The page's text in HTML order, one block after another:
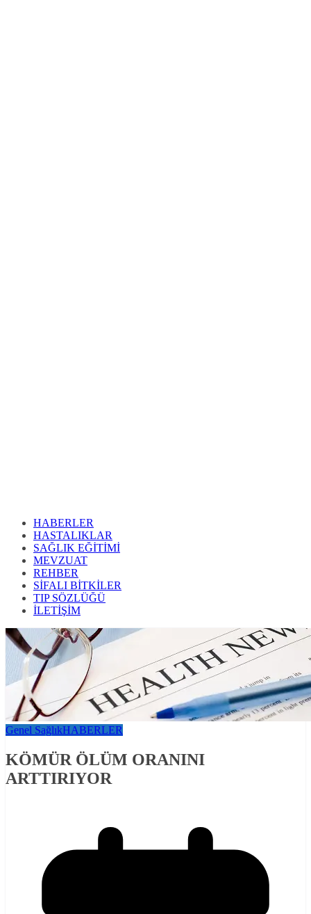
HABERLER
HASTALIKLAR
SAĞLIK EĞİTİMİ
MEVZUAT
REHBER
SİFALI BİTKİLER
TIP SÖZLÜĞÜ
İLETİŞİM
Genel SağlıkHABERLER
KÖMÜR ÖLÜM ORANINI
ARTTIRIYOR